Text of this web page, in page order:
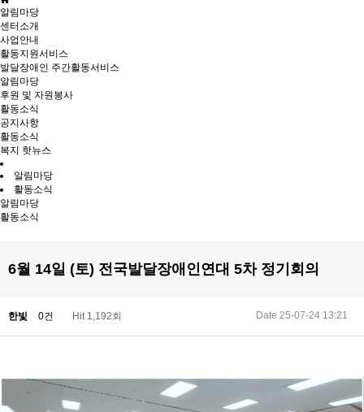
알림마당
센터소개
사업안내
활동지원서비스
발달장애인 주간활동서비스
알림마당
후원 및 자원봉사
활동소식
공지사항
활동소식
복지 핫뉴스
알림마당
활동소식
알림마당
활동소식
6월 14일 (토) 전국발달장애인연대 5차 정기회의
한빛 0건 Hit 1,192회 Date 25-07-24 13:21